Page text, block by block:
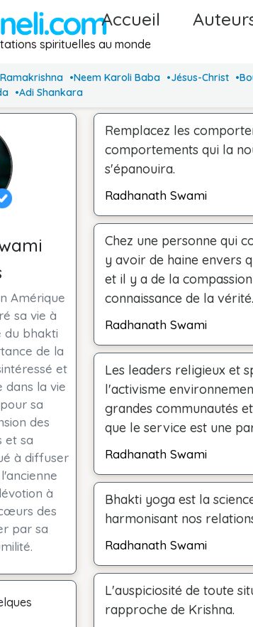
spirituelles au monde
Accueil
Ramakrishna Neem Karoli Baba Jésus-Christ
Adi Shankara
Amérique
sa vie à
du bhakti
de la
et
dans la vie
sa
des
et sa
à diffuser
à
des
par sa
Remplacez les
comportements qui la
s'épanouira.
Radhanath Swami
Chez une personne qui
y avoir de haine envers
et il y a de la
connaissance de la vérité.
Radhanath Swami
Les leaders religieux et
l'activisme
grandes communautés
que le service est une
Radhanath Swami
Bhakti yoga est la
harmonisant nos
Radhanath Swami
L'auspiciosité de toute
rapproche de Krishna.